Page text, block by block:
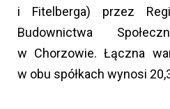
i Fitelberga) przez
Budownictwa
w Chorzowie. Łączna
w obu spółkach wynosi